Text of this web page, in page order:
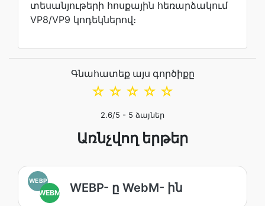
տեսանյութերի հոսքային հեռարձակում
VP8/VP9 կոդեկներով։
Գնահատեք այս գործիքը
☆
☆
☆
☆
☆
2.6/5 - 5 ձայներ
Առնչվող երթեր
WEBP
WEBM WEBP- ը WebM- ին